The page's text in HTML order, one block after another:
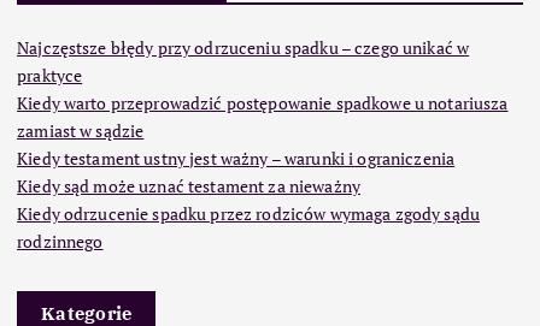
Najczęstsze błędy przy odrzuceniu spadku – czego unikać w
praktyce
Kiedy warto przeprowadzić postępowanie spadkowe u notariusza
zamiast w sądzie
Kiedy testament ustny jest ważny – warunki i ograniczenia
Kiedy sąd może uznać testament za nieważny
Kiedy odrzucenie spadku przez rodziców wymaga zgody sądu
rodzinnego
Kategorie